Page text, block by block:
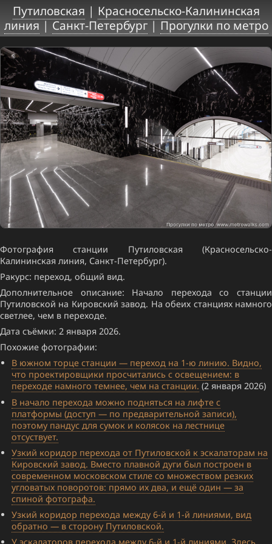
Путиловская | Красносельско-Калининская
линия|Санкт-Петербург|Прогулки по метро
Фотография станции Путиловская (Красносельско-
Калининская линия, Санкт-Петербург).
Ракурс: переход, общий вид.
Дополнительное описание: Начало перехода со станции
Путиловской на Кировский завод. На обеих станциях намного
светлее, чем в переходе.
Дата съёмки: 2 января 2026.
Похожие фотографии:
В южном торце станции — переход на 1-ю линию. Видно,
что проектировщики просчитались с освещением: в
переходе намного темнее, чем на станции. (2 января 2026)
В начало перехода можно подняться на лифте с
платформы (доступ — по предварительной записи),
поэтому пандус для сумок и колясок на лестнице
отсуствует.
Узкий коридор перехода от Путиловской к эскалаторам на
Кировский завод. Вместо плавной дуги был построен в
современном московском стиле со множеством резких
угловатых поворотов: прямо их два, и ещё один — за
спиной фотографа.
Узкий коридор перехода между 6-й и 1-й линиями, вид
обратно — в сторону Путиловской.